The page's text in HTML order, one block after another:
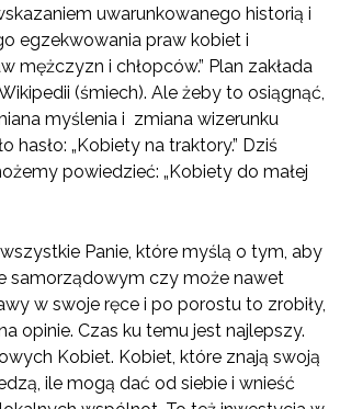
uwarunkowanego historią i
egzekwowania praw kobiet i
mężczyzn i chłopców.” Plan zakłada
(śmiech). Ale żeby to osiągnąć,
myślenia i zmiana wizerunku
hasło: „Kobiety na traktory.” Dziś
powiedzieć: „Kobiety do małej
Panie, które myślą o tym, aby
samorządowym czy może nawet
w swoje ręce i po porostu to zrobiły,
opinie. Czas ku temu jest najlepszy.
Kobiet. Kobiet, które znają swoją
ile mogą dać od siebie i wnieść